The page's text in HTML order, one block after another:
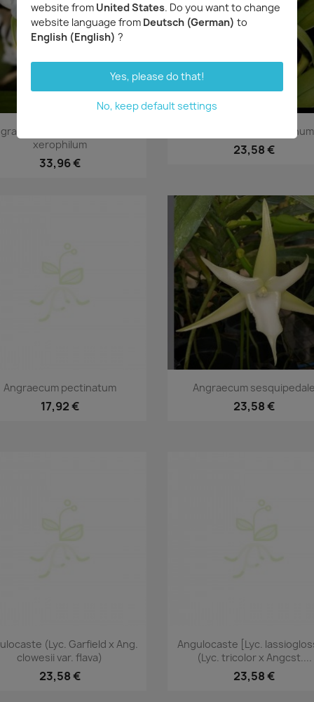
eburneum subsp.
xerophilum
33,96 €
Angraecum eichlerianum
23,58 €
Vorschau
Angraecum pectinatum
17,92 €
Vorschau
Angraecum sesquipedale
23,58 €
 Vorschau
(Lyc. Garfield x Ang.
clowesii var. flava)
23,58 €
Vorschau
Angulocaste [Lyc.
(Lyc. tricolor x Angcst....
23,58 €
website from United States. Do you want to change
website language from Deutsch (German) to
English (English) ?
Yes, please do that!
No, keep default settings